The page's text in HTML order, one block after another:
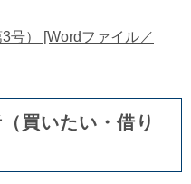
号） [Wordファイル／
買いたい・借り